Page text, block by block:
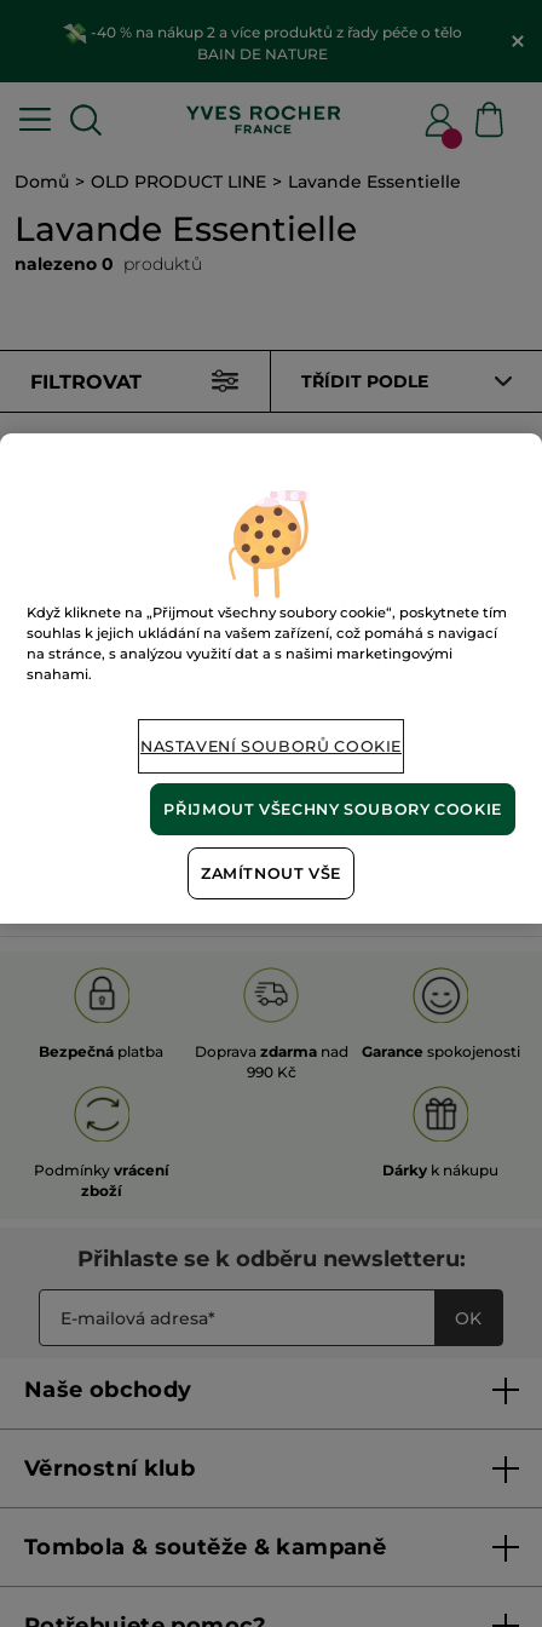
-40 % na nákup 2 a více produktů z řady péče o tělo
BAIN DE NATURE
Domů OLD PRODUCT LINE Lavande Essentielle
Lavande Essentielle
nalezeno 0 produktů
FILTROVAT TŘÍDIT PODLE
Zobrazit více
OLD PRODUCT LINE LES DEODORANTS NAT.
Bezpečná platba Doprava zdarma nad
990 Kč
Garance spokojenosti
Podmínky vrácení
zboží
Dárky k nákupu
Přihlaste se k odběru newsletteru:
OK
Naše obchody
Franšízing
Věrnostní klub
Pravidla věrnostního klubu od 1. 6. 2026
Tombola & soutěže & kampaně
Když kliknete na „Přijmout všechny soubory cookie“, poskytnete tím
souhlas k jejich ukládání na vašem zařízení, což pomáhá s navigací
na stránce, s analýzou využití dat a s našimi marketingovými
snahami.
NASTAVENÍ SOUBORŮ COOKIE
ZAMÍTNOUT VŠE
PŘIJMOUT VŠECHNY SOUBORY COOKIE